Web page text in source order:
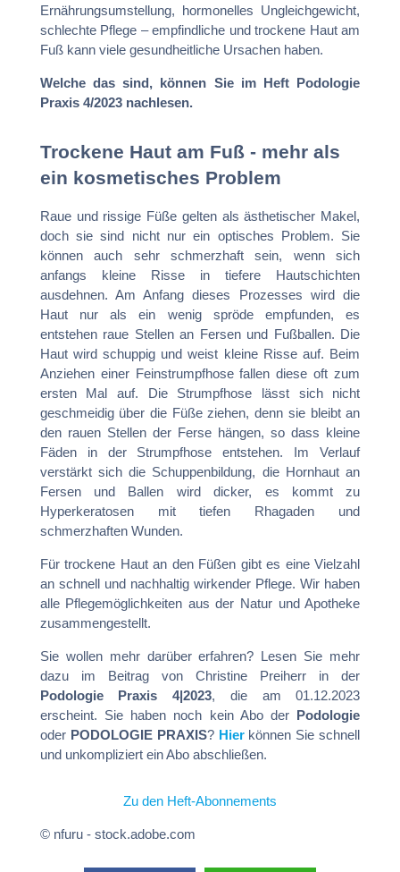
Ernährungsumstellung, hormonelles Ungleichgewicht,
schlechte Pflege – empfindliche und trockene Haut am
Fuß kann viele gesundheitliche Ursachen haben.
Welche das sind, können Sie im Heft Podologie
Praxis 4/2023 nachlesen.
Trockene Haut am Fuß - mehr als
ein kosmetisches Problem
Raue und rissige Füße gelten als ästhetischer Makel,
doch sie sind nicht nur ein optisches Problem. Sie
können auch sehr schmerzhaft sein, wenn sich
anfangs kleine Risse in tiefere Hautschichten
ausdehnen. Am Anfang dieses Prozesses wird die
Haut nur als ein wenig spröde empfunden, es
entstehen raue Stellen an Fersen und Fußballen. Die
Haut wird schuppig und weist kleine Risse auf. Beim
Anziehen einer Feinstrumpfhose fallen diese oft zum
ersten Mal auf. Die Strumpfhose lässt sich nicht
geschmeidig über die Füße ziehen, denn sie bleibt an
den rauen Stellen der Ferse hängen, so dass kleine
Fäden in der Strumpfhose entstehen. Im Verlauf
verstärkt sich die Schuppenbildung, die Hornhaut an
Fersen und Ballen wird dicker, es kommt zu
Hyperkeratosen mit tiefen Rhagaden und
schmerzhaften Wunden.
Für trockene Haut an den Füßen gibt es eine Vielzahl
an schnell und nachhaltig wirkender Pflege. Wir haben
alle Pflegemöglichkeiten aus der Natur und Apotheke
zusammengestellt.
Sie wollen mehr darüber erfahren? Lesen Sie mehr
dazu im Beitrag von Christine Preiherr in der
Podologie Praxis 4|2023, die am 01.12.2023
erscheint. Sie haben noch kein Abo der Podologie
oder PODOLOGIE PRAXIS? Hierkönnen Sie schnell
und unkompliziert ein Abo abschließen.
Zu den Heft-Abonnements
© nfuru - stock.adobe.com